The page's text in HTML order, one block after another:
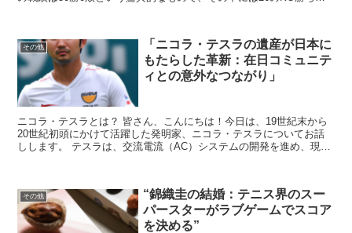
その他
「ニコラ・テスラの遺産が日本に
もたらした革新：在日コミュニテ
ィとの意外なつながり」
ニコラ・テスラとは？ 皆さん、こんにちは！今日は、19世紀末から
20世紀初頭にかけて活躍した発明家、ニコラ・テスラについてお話
しします。 テスラは、交流電流（AC）システムの開発を進め、現代
その他
“錦織圭の結婚：テニス界のスー
パースターがラブゲームでスコア
を決める”